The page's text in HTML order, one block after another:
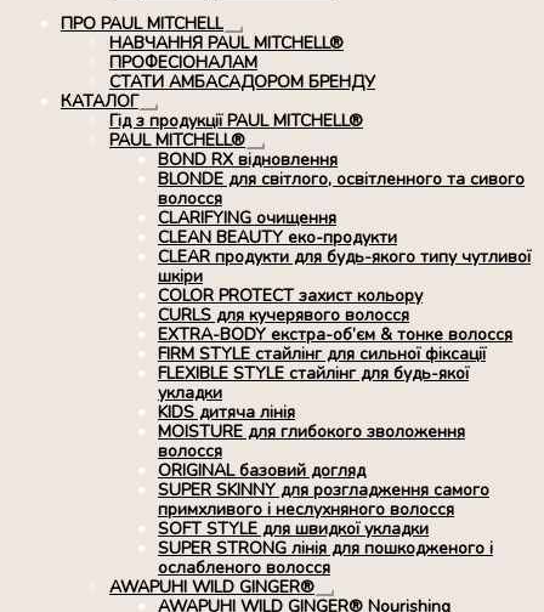
ПРО PAUL MITCHELL
Розгорнуте
вкладене
меню
НАВЧАННЯ PAUL MITCHELL®
ПРОФЕСІОНАЛАМ
СТАТИ АМБАСАДОРОМ БРЕНДУ
КАТАЛОГ
Розгорнуте
вкладене
меню
Гід з продукції PAUL MITCHELL®
PAUL MITCHELL®
Розгорнуте
вкладене
меню
BOND RX вiдновлення
BLONDE для світлого, освітленного та сивого
волосся
CLARIFYING очищення
CLEAN BEAUTY еко-продукти
CLEAR продукти для будь-якого типу чутливої
шкіри
COLOR PROTECT захист кольору
CURLS для кучерявого волосся
EXTRA-BODY екстра-об’єм & тонке волосся
FIRM STYLE стайлінг для сильної фіксації
FLEXIBLE STYLE стайлінг для будь-якої
укладки
KIDS дитяча лінія
MOISTURE для глибокого зволоження
волосся
ORIGINAL базовий догляд
SUPER SKINNY для розгладження самого
примхливого і неслухняного волосся
SOFT STYLE для швидкої укладки
SUPER STRONG лінія для пошкодженого і
ослабленого волосся
AWAPUHI WILD GINGER®
Розгорнуте
AWAPUHI WILD GINGER® Nourishing